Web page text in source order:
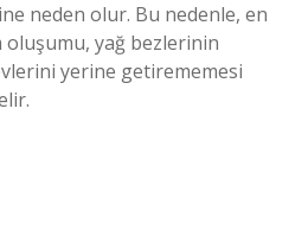
neden olur. Bu nedenle, en
oluşumu, yağ bezlerinin
yerine getirememesi